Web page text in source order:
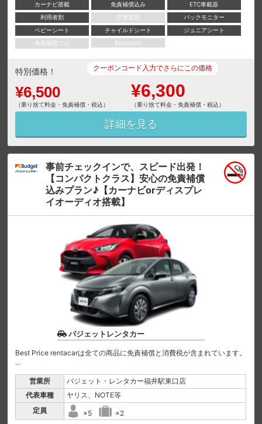
カーナビ搭載 免責補償込み
ETC車載器
利用者割
空港送迎
バックモニター
ベビーシート
チャイルドシート
ジュニアシート
免責補償フル
Bluetooth
特別価格！
¥6,500
（乗り捨て料金・免責補償・税込）
クーポンコード入力でさらにこの価格
¥6,300
（乗り捨て料金・免責補償・税込）
詳細を見る
事前チェックインで、スピード出発！
【コンパクトクラス】安心の免責補償
込みプラン♪【カーナビorディスプレ
イオーディオ搭載】
バジェットレンタカー
Best Price rentacarは全ての商品に免責補償と消費税が含まれています。
...
営業所
バジェット・レンタカー福井駅東口店
代表車種
ヤリス、NOTE等
定員
×5 ×2